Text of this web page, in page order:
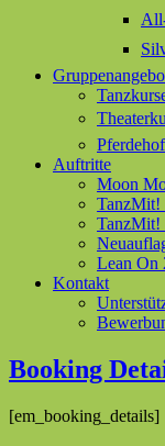
Auftritte
Moon
TanzMit!
TanzMit!
Lean On
Kontakt
Booking
[em_booking_details]